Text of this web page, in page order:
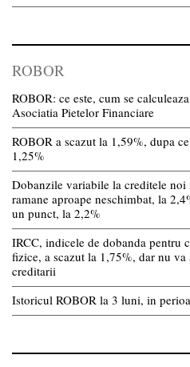
ROBOR
ROBOR: ce este, cum se
Asociatia Pietelor Financiare
ROBOR a scazut la 1,59%, dupa
1,25%
Dobanzile variabile la creditele
ramane aproape neschimbat, la
un punct, la 2,2%
IRCC, indicele de dobanda pentru
fizice, a scazut la 1,75%, dar nu va
creditarii
Istoricul ROBOR la 3 luni, in